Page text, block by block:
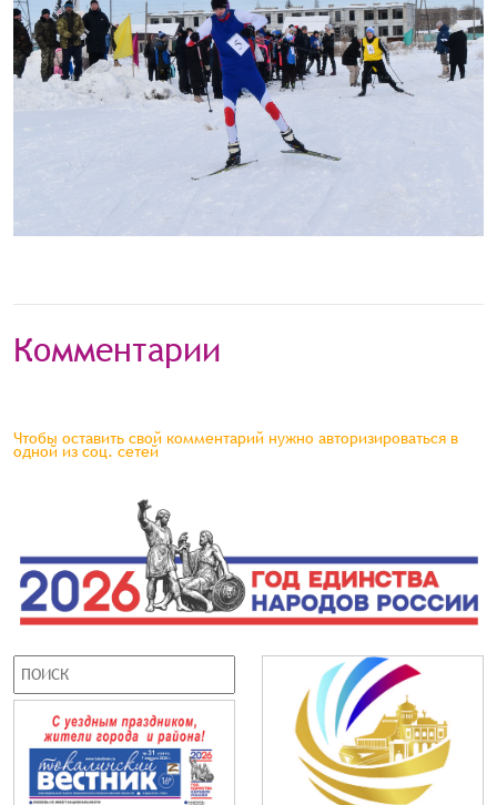
Комментарии
Чтобы оставить свой комментарий нужно авторизироваться в
одной из соц. сетей